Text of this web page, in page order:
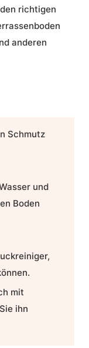
richtigen
anderen
Schmutz
und
Boden
mit
ihn